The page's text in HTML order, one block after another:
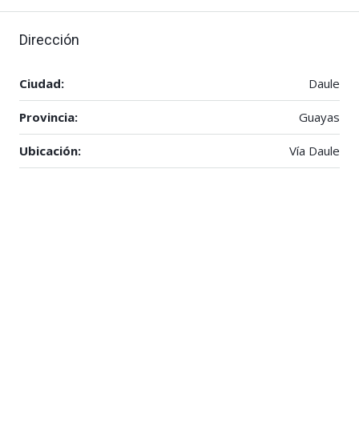
Dirección
Ciudad: Daule
Provincia: Guayas
Ubicación: Vía Daule